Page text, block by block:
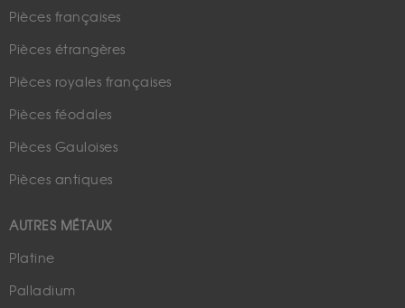
Pièces françaises
Pièces étrangères
Pièces royales françaises
Pièces féodales
Pièces Gauloises
Pièces antiques
AUTRES MÉTAUX
Platine
Palladium